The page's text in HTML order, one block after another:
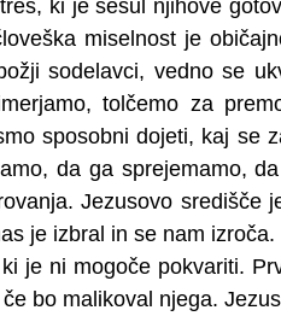
ki je sesul njihove
miselnost je
sodelavci, vedno se
tolčemo za
sposobni dojeti, kaj se
da ga sprejemamo,
Jezusovo središče
je izbral in se nam
je ni mogoče pokvariti.
bo malikoval njega.